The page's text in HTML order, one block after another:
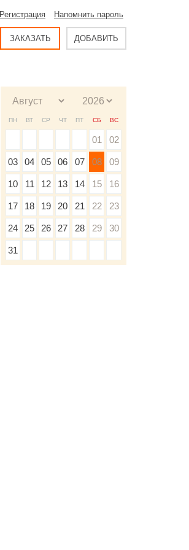
Регистрация Напомнить пароль
ЗАКАЗАТЬ ДОБАВИТЬ
ПН ВТ СР ЧТ ПТ СБ ВС
01 02
03 04 05 06 07 08 09
10 11 12 13 14 15 16
17 18 19 20 21 22 23
24 25 26 27 28 29 30
31